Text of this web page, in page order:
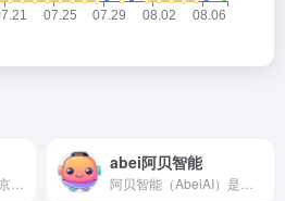
abei阿贝智能